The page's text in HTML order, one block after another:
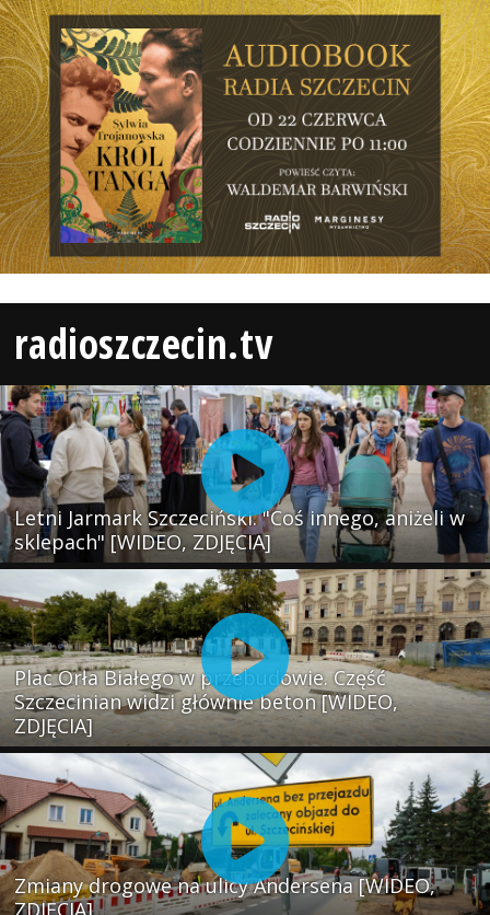
radioszczecin.tv
Letni Jarmark Szczeciński. "Coś innego, aniżeli w
sklepach" [WIDEO, ZDJĘCIA]
Plac Orła Białego w przebudowie. Część
Szczecinian widzi głównie beton [WIDEO,
ZDJĘCIA]
Zmiany drogowe na ulicy Andersena [WIDEO,